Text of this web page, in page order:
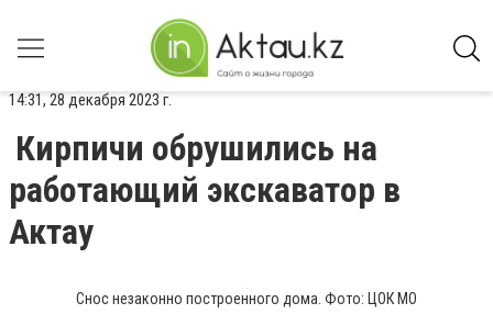
14:31, 28 декабря 2023 г.
Кирпичи обрушились на
работающий экскаватор в
Актау
Снос незаконно построенного дома. Фото: ЦОК МО